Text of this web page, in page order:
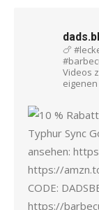
🍗
Videos
eigenen